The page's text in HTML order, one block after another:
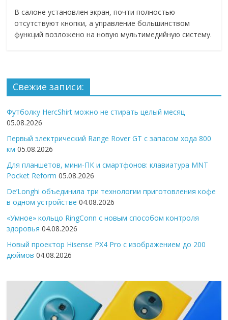
В салоне установлен экран, почти полностью
отсутствуют кнопки, а управление большинством
функций возложено на новую мультимедийную систему.
Свежие записи:
Футболку HercShirt можно не стирать целый месяц
05.08.2026
Первый электрический Range Rover GT с запасом хода 800
км 05.08.2026
Для планшетов, мини-ПК и смартфонов: клавиатура MNT
Pocket Reform 05.08.2026
De’Longhi объединила три технологии приготовления кофе
в одном устройстве 04.08.2026
«Умное» кольцо RingConn с новым способом контроля
здоровья 04.08.2026
Новый проектор Hisense PX4 Pro с изображением до 200
дюймов 04.08.2026